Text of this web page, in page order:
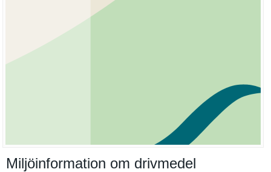
Miljöinformation om drivmedel